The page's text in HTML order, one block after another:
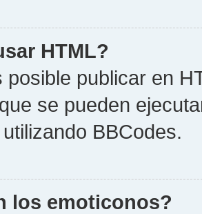
HTML?
posible publicar en
se pueden
BBCodes.
los emoticonos?